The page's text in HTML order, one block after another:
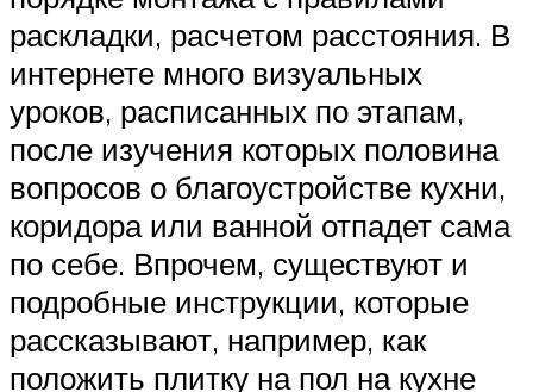
раскладки, расчетом расстояния. В
интернете много визуальных
уроков, расписанных по этапам,
после изучения которых половина
вопросов о благоустройстве кухни,
коридора или ванной отпадет сама
по себе. Впрочем, существуют и
подробные инструкции, которые
рассказывают, например, как
положить плитку на пол на кухне